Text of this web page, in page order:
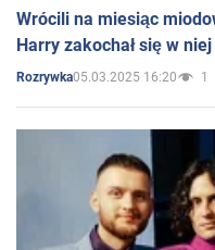
Wrócili na miesiąc
Harry zakochał się w
Rozrywka05.03.2025 16:20 1